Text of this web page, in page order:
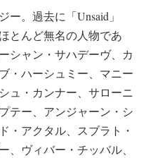
。過去に「Unsaid」
とんど無名の人物であ
シャン・サハデーヴ、カ
・ハーシュミー、マニー
ュ・カンナー、サローニ
テー、アンジャーン・シ
・アクタル、スブラト・
、ヴィバー・チッバル、